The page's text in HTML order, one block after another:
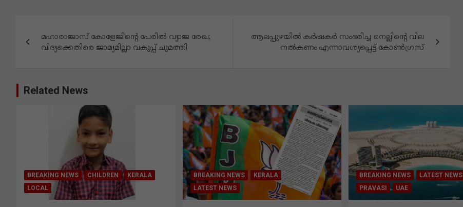
സ്റ്റു
ളി
മഹാരാജാസ് കോളേജിന്‍റെ പേരിൽ വ്യാജ രേഖ;
വിദ്യക്കെതിരെ ജാമ്യമില്ലാ വകുപ്പ് ചുമത്തി
ആലപ്പുഴയിൽ കർഷകർ സംഭരിച്ച നെല്ലിന്റെ വില
നൽകണം എന്നാവശ്യപ്പെട്ട് കോൺഗ്രസ്
Related News
BREAKING NEWS CHILDREN
KERALA
LOCAL
BREAKING NEWS
KERALA
LATEST NEWS
BREAKING NEWS
LATEST NEWS
PRAVASI
UAE